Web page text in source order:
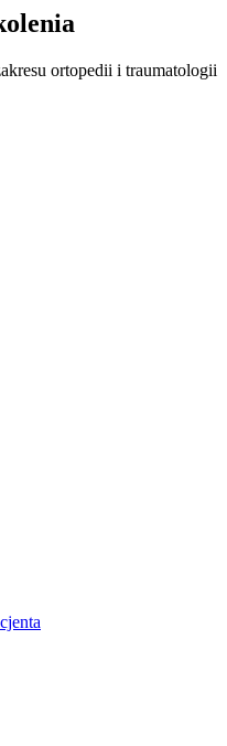
ortopedii i traumatologii